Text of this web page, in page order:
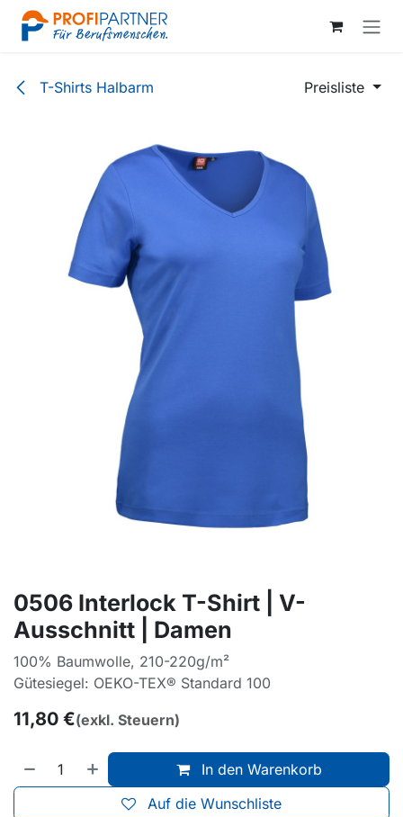
Zum Inhalt springen
T-Shirts Halbarm Preisliste
0506 Interlock T-Shirt | V-
Ausschnitt | Damen
100% Baumwolle, 210-220g/m²
Gütesiegel: OEKO-TEX® Standard 100
11,80 €(exkl. Steuern)
In den Warenkorb
Auf die Wunschliste